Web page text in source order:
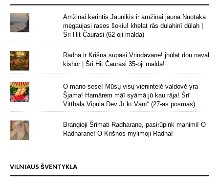
Amžinai kerintis Jaunikis ir amžinai jauna Nuotaka
mėgaujasi rasos šokiu! khelat rās dulahinī dūlah |
Šri Hit Čaurasi (62-oji malda)
Radha ir Krišna supasi Vrindavane! jhūlat dou naval
kishor | Šri Hit Čaurasi 35-oji malda!
O mano sese! Mūsų visų vienintelė valdovė yra
Šjama! Hamāreṃ māī syāmā jū kau rāja! Śrī
Viṭṭhala Vipula Dev Jī kī Vāṇī“ (27-as posmas)
Brangioji Šrimati Radharane, pasirūpink manimi! O
Radharane! O Krišnos mylimoji Radha!
VILNIAUS ŠVENTYKLA